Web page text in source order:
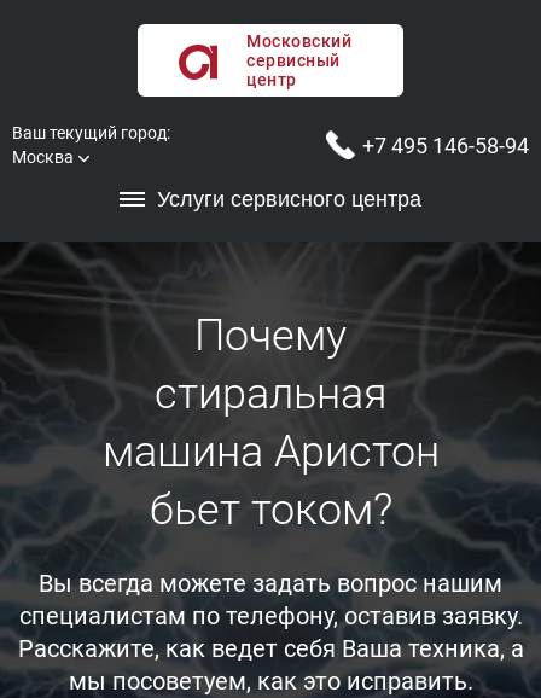
Московский
сервисный
центр
Ваш текущий город:
Москва
+7 495 146-58-94
Услуги сервисного центра
Почему
стиральная
машина Аристон
бьет током?
Вы всегда можете задать вопрос нашим
специалистам по телефону, оставив заявку.
Расскажите, как ведет себя Ваша техника, а
мы посоветуем, как это исправить.